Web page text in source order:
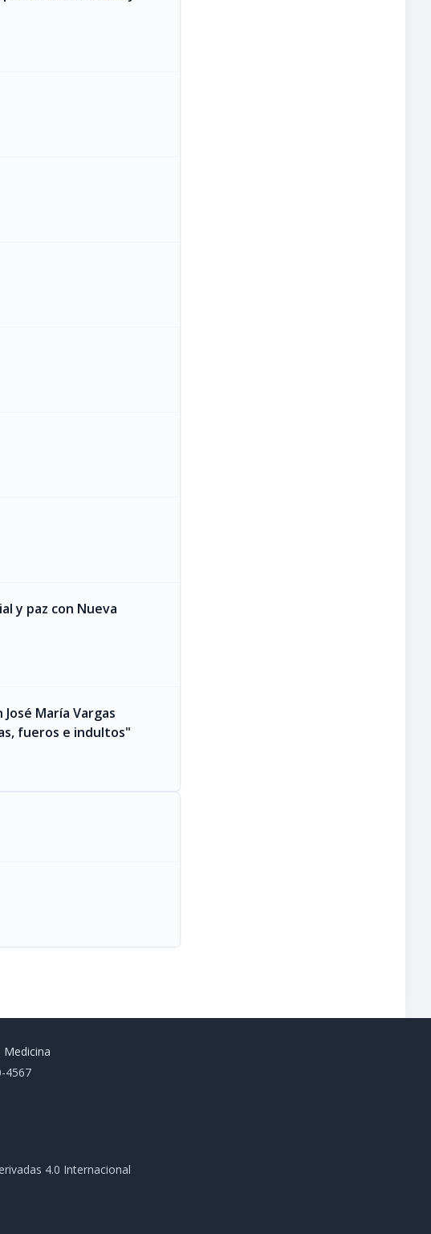
y paz con Nueva
María Vargas
fueros e indultos"
Medicina
4567
4.0 Internacional